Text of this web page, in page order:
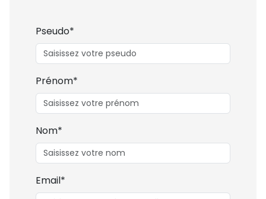
Pseudo*
Prénom*
Nom*
Email*